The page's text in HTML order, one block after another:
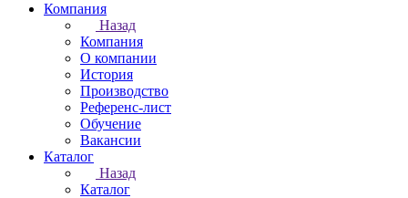
Компания
Назад
Компания
О компании
История
Производство
Референс-лист
Обучение
Вакансии
Каталог
Назад
Каталог